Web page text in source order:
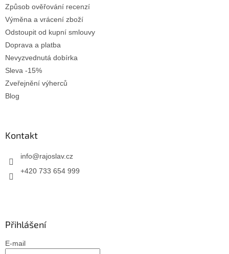
Způsob ověřování recenzí
Výměna a vrácení zboží
Odstoupit od kupní smlouvy
Doprava a platba
Nevyzvednutá dobírka
Sleva -15%
Zveřejnění výherců
Blog
Kontakt
info@rajoslav.cz
+420 733 654 999
Přihlášení
E-mail